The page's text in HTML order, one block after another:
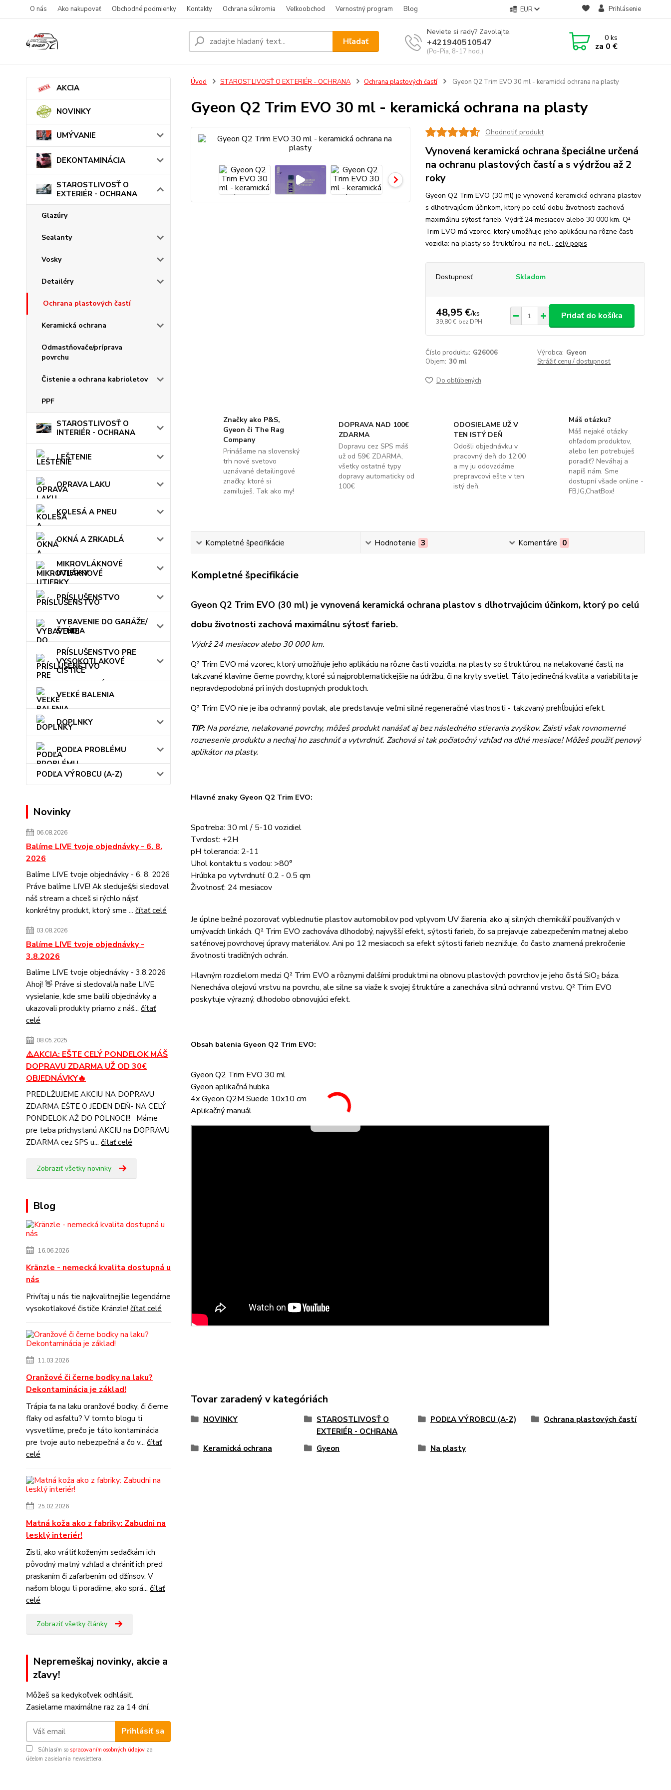
O nás Ako nakupovať Obchodné podmienky Kontakty Ochrana súkromia Veľkoobchod Vernostný program Blog EUR Prihlásenie
Hľadať
Neviete si rady? Zavolajte.
+421940510547
(Po-Pia, 8-17 hod.)
0ks
za 0 €
AKCIA
NOVINKY
UMÝVANIE
DEKONTAMINÁCIA
STAROSTLIVOSŤ O
EXTERIÉR - OCHRANA
Glazúry
Sealanty
Vosky
Detailéry
Ochrana plastových častí
Keramická ochrana
Odmastňovače/príprava
povrchu
Čistenie a ochrana kabrioletov
PPF
STAROSTLIVOSŤ O
INTERIÉR - OCHRANA
LEŠTENIE
OPRAVA LAKU
KOLESÁ A PNEU
OKNÁ A ZRKADLÁ
MIKROVLÁKNOVÉ
UTIERKY
PRÍSLUŠENSTVO
VYBAVENIE DO GARÁŽE/
ŠTÚDIA
PRÍSLUŠENSTVO PRE
VYSOKOTLAKOVÉ
ČISTIČE
VEĽKÉ BALENIA
DOPLNKY
PODĽA PROBLÉMU
PODĽA VÝROBCU (A-Z)
Novinky
06.08.2026
Balíme LIVE tvoje objednávky - 6. 8.
2026
Balíme LIVE tvoje objednávky - 6. 8. 2026
Práve balíme LIVE! Ak sleduješ/si sledoval
náš stream a chceš si rýchlo nájsť
konkrétny produkt, ktorý sme ... čítať celé
03.08.2026
Balíme LIVE tvoje objednávky -
3.8.2026
Balíme LIVE tvoje objednávky - 3.8.2026
Ahoj! 👋 Práve si sledoval/a naše LIVE
vysielanie, kde sme balili objednávky a
ukazovali produkty priamo z náš... čítať
celé
08.05.2025
⚠️AKCIA: EŠTE CELÝ PONDELOK MÁŠ
DOPRAVU ZDARMA UŽ OD 30€
OBJEDNÁVKY🔥
PREDLŽUJEME AKCIU NA DOPRAVU
ZDARMA EŠTE O JEDEN DEŇ- NA CELÝ
PONDELOK AŽ DO POLNOCI!! Máme
pre teba prichystanú AKCIU na DOPRAVU
ZDARMA cez SPS u... čítať celé
Zobraziť všetky novinky
Blog
16.06.2026
Kränzle - nemecká kvalita dostupná u
nás
Privítaj u nás tie najkvalitnejšie legendárne
vysokotlakové čističe Kränzle! čítať celé
11.03.2026
Oranžové či černe bodky na laku?
Dekontaminácia je základ!
Trápia ťa na laku oranžové bodky, či čierne
fľaky od asfaltu? V tomto blogu ti
vysvetlíme, prečo je táto kontaminácia
pre tvoje auto nebezpečná a čo v... čítať
celé
25.02.2026
Matná koža ako z fabriky: Zabudni na
lesklý interiér!
Zisti, ako vrátiť koženým sedačkám ich
pôvodný matný vzhľad a chrániť ich pred
praskaním či zafarbením od džínsov. V
našom blogu ti poradíme, ako sprá... čítať
celé
Zobraziť všetky články
Nepremeškaj novinky, akcie a
zľavy!
Môžeš sa kedykoľvek odhlásiť.
Zasielame maximálne raz za 14 dní.
Prihlásiť sa
Súhlasím so spracovaním osobných údajov za
účelom zasielania newslettera.
Úvod STAROSTLIVOSŤ O EXTERIÉR - OCHRANA Ochrana plastových častí Gyeon Q2 Trim EVO 30 ml - keramická ochrana na plasty
Gyeon Q2 Trim EVO 30 ml - keramická ochrana na plasty
Ohodnotiť produkt
Vynovená keramická ochrana špeciálne určená
na ochranu plastových častí a s výdržou až 2
roky
Gyeon Q2 Trim EVO (30 ml) je vynovená keramická ochrana plastov
s dlhotrvajúcim účinkom, ktorý po celú dobu životnosti zachová
maximálnu sýtosť farieb. Výdrž 24 mesiacov alebo 30 000 km. Q²
Trim EVO má vzorec, ktorý umožňuje jeho aplikáciu na rôzne časti
vozidla: na plasty so štruktúrou, na nel... celý popis
Dostupnosť Skladom
48,95 €/ks
39,80 € bez DPH
Pridať do košíka
Číslo produktu: G26006 Výrobca: Gyeon
Objem: 30 ml Strážiť cenu / dostupnosť
Do obľúbených
Značky ako P&S,
Gyeon či The Rag
Company
Prinášame na slovenský
trh nové svetovo
uznávané detailingové
značky, ktoré si
zamiluješ. Tak ako my!
DOPRAVA NAD 100€
ZDARMA
Dopravu cez SPS máš
už od 59€ ZDARMA,
všetky ostatné typy
dopravy automaticky od
100€
ODOSIELAME UŽ V
TEN ISTÝ DEŇ
Odošli objednávku v
pracovný deň do 12:00
a my ju odovzdáme
prepravcovi ešte v ten
istý deň.
Máš otázku?
Máš nejaké otázky
ohľadom produktov,
alebo len potrebuješ
poradiť? Neváhaj a
napíš nám. Sme
dostupní všade online -
FB,IG,ChatBox!
Kompletné špecifikácie Hodnotenie 3 Komentáre 0
Kompletné špecifikácie
Gyeon Q2 Trim EVO (30 ml) je vynovená keramická ochrana plastov s dlhotrvajúcim účinkom, ktorý po celú
dobu životnosti zachová maximálnu sýtosť farieb.
Výdrž 24 mesiacov alebo 30 000 km.
Q² Trim EVO má vzorec, ktorý umožňuje jeho aplikáciu na rôzne časti vozidla: na plasty so štruktúrou, na nelakované časti, na
takzvané klavírne čierne povrchy, ktoré sú najproblematickejšie na údržbu, či na kryty svetiel. Táto jedinečná kvalita a variabilita je
nepravdepodobná pri iných dostupných produktoch.
Q² Trim EVO nie je iba ochranný povlak, ale predstavuje veľmi silné regeneračné vlastnosti - takzvaný prehĺbujúci efekt.
TIP:Na porézne, nelakované povrchy, môžeš produkt nanášať aj bez následného stierania zvyškov. Zaisti však rovnomerné
roznesenie produktu a nechaj ho zaschnúť a vytvrdnúť. Zachová si tak počiatočný vzhľad na dlhé mesiace! Môžeš použiť penový
aplikátor na plasty.
Hlavné znaky Gyeon Q2 Trim EVO:
Spotreba: 30 ml / 5-10 vozidiel
Tvrdosť: +2H
pH tolerancia: 2-11
Uhol kontaktu s vodou: >80°
Hrúbka po vytvrdnutí: 0.2 - 0.5 qm
Životnosť: 24 mesiacov
Je úplne bežné pozorovať vyblednutie plastov automobilov pod vplyvom UV žiarenia, ako aj silných chemikálií používaných v
umývacích linkách. Q² Trim EVO zachováva dlhodobý, najvyšší efekt, sýtosti farieb, čo sa prejavuje zabezpečením matnej alebo
saténovej povrchovej úpravy materiálov. Ani po 12 mesiacoch sa efekt sýtosti farieb neznižuje, čo často znamená prekročenie
životnosti tradičných ochrán.
Hlavným rozdielom medzi Q² Trim EVO a rôznymi ďalšími produktmi na obnovu plastových povrchov je jeho čistá SiO₂ báza.
Nenecháva olejovú vrstvu na povrchu, ale silne sa viaže k svojej štruktúre a zanecháva silnú ochrannú vrstvu. Q² Trim EVO
poskytuje výrazný, dlhodobo obnovujúci efekt.
Obsah balenia Gyeon Q2 Trim EVO:
Gyeon Q2 Trim EVO 30 ml
Gyeon aplikačná hubka
4x Gyeon Q2M Suede 10x10 cm
Aplikačný manuál
Tovar zaradený v kategóriách
NOVINKY
STAROSTLIVOSŤ O
EXTERIÉR - OCHRANA
PODĽA VÝROBCU (A-Z) Ochrana plastových častí
Keramická ochrana Gyeon Na plasty